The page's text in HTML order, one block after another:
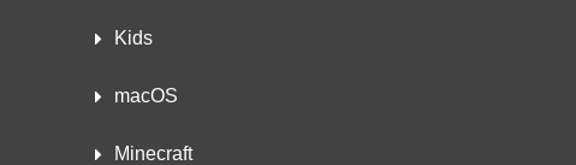
Kids
macOS
Minecraft